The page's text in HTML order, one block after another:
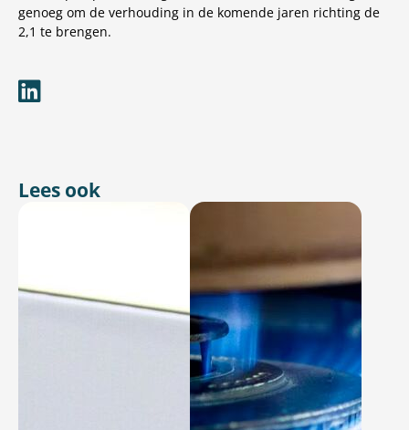
genoeg om de verhouding in de komende jaren richting de
2,1 te brengen.
Lees ook